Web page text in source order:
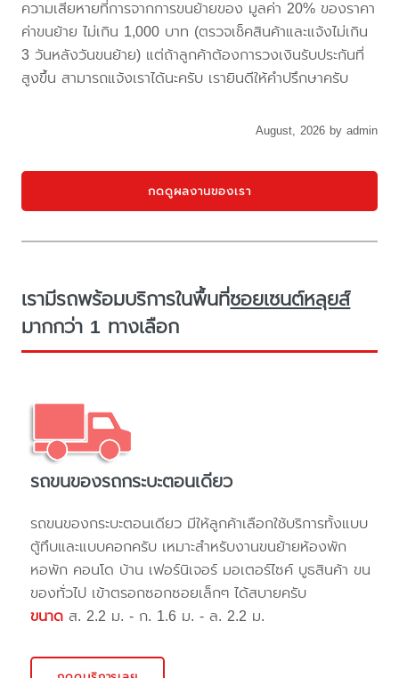
ความเสียหายที่การจากการขนย้ายของ มูลค่า 20% ของราคา
ค่าขนย้าย ไม่เกิน 1,000 บาท (ตรวจเช็คสินค้าและแจ้งไม่เกิน
3 วันหลังวันขนย้าย) แต่ถ้าลูกค้าต้องการวงเงินรับประกันที่
สูงขึ้น สามารถแจ้งเราได้นะครับ เรายินดีให้คำปรึกษาครับ
August, 2026 by admin
กดดูผลงานของเรา
เรามีรถพร้อมบริการในพื้นที่ซอยเซนต์หลุยส์
มากกว่า 1 ทางเลือก
รถขนของรถกระบะตอนเดียว
รถขนของกระบะตอนเดียว มีให้ลูกค้าเลือกใช้บริการทั้งแบบ
ตู้ทึบและแบบคอกครับ เหมาะสำหรับงานขนย้ายห้องพัก
หอพัก คอนโด บ้าน เฟอร์นิเจอร์ มอเตอร์ไซค์ บูธสินค้า ขน
ของทั่วไป เข้าตรอกซอกซอยเล็กๆ ได้สบายครับ
ขนาด ส. 2.2 ม. - ก. 1.6 ม. - ล. 2.2 ม.